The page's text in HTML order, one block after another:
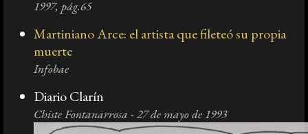
1997, pág.65
Martiniano Arce: el artista que fileteó su propia
muerte
Infobae
Diario Clarín
Chiste Fontanarrosa - 27 de mayo de 1993